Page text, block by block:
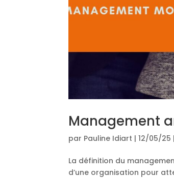
Management
par Pauline Idiart |12/05/25 |
La définition du
d’une organisation pour